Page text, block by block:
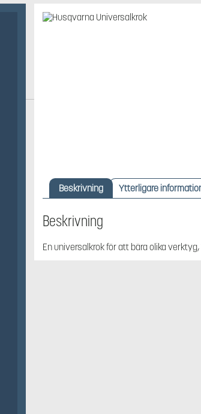
Beskrivning Ytterligare
Beskrivning
En universalkrok för att bära olika